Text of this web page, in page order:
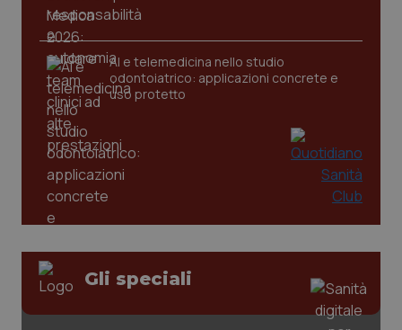
AI e telemedicina nello studio
odontoiatrico: applicazioni concrete e
uso protetto
Gli speciali
_ga